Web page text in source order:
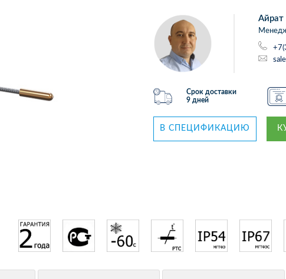
Айрат
Срок доставки
9 дней
В СПЕЦИФИКАЦИЮ